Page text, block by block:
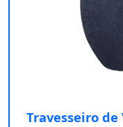
Travesseiro